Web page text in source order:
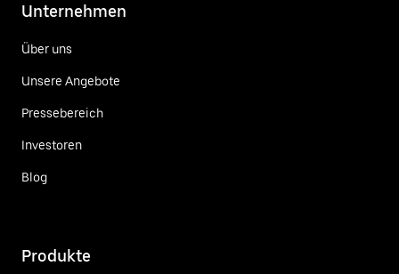
Unternehmen
Über uns
Unsere Angebote
Pressebereich
Investoren
Blog
Produkte